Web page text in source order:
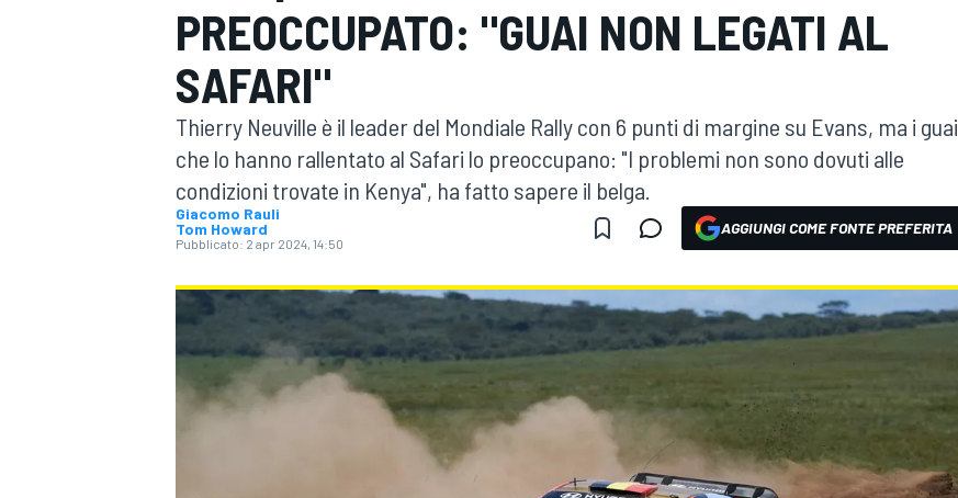
MOTOGP WEC
PREOCCUPATO: "GUAI NON LEGATI AL
SAFARI"
Thierry Neuville è il leader del Mondiale Rally con 6 punti di margine su Evans, ma i guai
che lo hanno rallentato al Safari lo preoccupano: "I problemi non sono dovuti alle
condizioni trovate in Kenya", ha fatto sapere il belga.
Giacomo Rauli
Tom Howard
Pubblicato: 2 apr 2024, 14:50
AGGIUNGI COME FONTE PREFERITA